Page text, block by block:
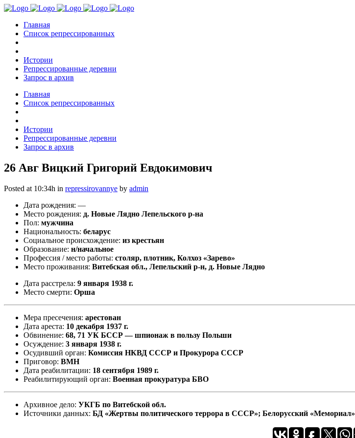
Главная
Список репрессированных
Истории
Репрессированные деревни
Запрос в архив
Главная
Список репрессированных
Истории
Репрессированные деревни
Запрос в архив
26 Авг Вицкий Григорий Евдокимович
Posted at 10:34h in repressirovannye by admin
Дата рождения: —
Место рождения: д. Новые Лядно Лепельского р-на
Пол: мужчина
Национальность: беларус
Социальное происхождение: из крестьян
Образование: н/начальное
Профессия / место работы: столяр, плотник, Колхоз «Зарево»
Место проживания: Витебская обл., Лепельский р-н, д. Новые Лядно
Дата расстрела: 9 января 1938 г.
Место смерти: Орша
Мера пресечения: арестован
Дата ареста: 10 декабря 1937 г.
Обвинение: 68, 71 УК БССР — шпионаж в пользу Польши
Осуждение: 3 января 1938 г.
Осудивший орган: Комиссия НКВД СССР и Прокурора СССР
Приговор: ВМН
Дата реабилитации: 18 сентября 1989 г.
Реабилитирующий орган: Военная прокуратура БВО
Архивное дело: УКГБ по Витебской обл.
Источники данных: БД «Жертвы политического террора в СССР»; Белорусский «Мемориал»